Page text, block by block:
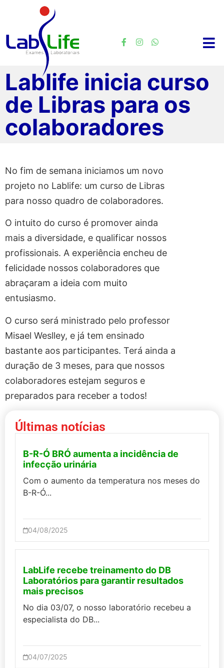
Lablife inicia curso
de Libras para os
colaboradores
No fim de semana iniciamos um novo
projeto no Lablife: um curso de Libras
para nosso quadro de colaboradores.
O intuito do curso é promover ainda
mais a diversidade, e qualificar nossos
profissionais. A experiência encheu de
felicidade nossos colaboradores que
abraçaram a ideia com muito
entusiasmo.
O curso será ministrado pelo professor
Misael Weslley, e já tem ensinado
bastante aos participantes. Terá ainda a
duração de 3 meses, para que nossos
colaboradores estejam seguros e
preparados para receber a todos!
Últimas notícias
B-R-Ó BRÓ aumenta a incidência de
infecção urinária
Com o aumento da temperatura nos meses do
B-R-Ó...
04/08/2025
LabLife recebe treinamento do DB
Laboratórios para garantir resultados
mais precisos
No dia 03/07, o nosso laboratório recebeu a
especialista do DB...
04/07/2025